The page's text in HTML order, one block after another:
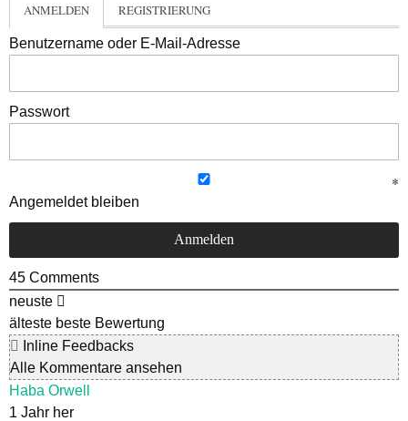
ANMELDEN REGISTRIERUNG
Benutzername oder E-Mail-Adresse
Passwort
Angemeldet bleiben
45 Comments
neuste
älteste beste Bewertung
Inline Feedbacks
Alle Kommentare ansehen
Haba Orwell
1 Jahr her